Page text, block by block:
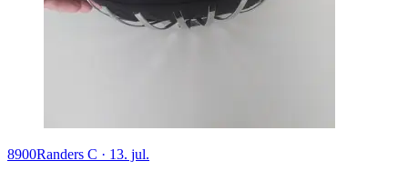
8900Randers C · 13. jul.